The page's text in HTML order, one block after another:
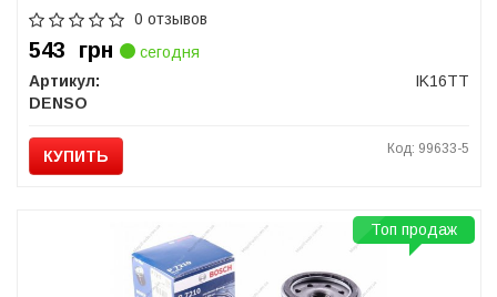
0 отзывов
543 грн
сегодня
Артикул:
IK16TT
DENSO
КУПИТЬ Код: 99633-5
Топ продаж